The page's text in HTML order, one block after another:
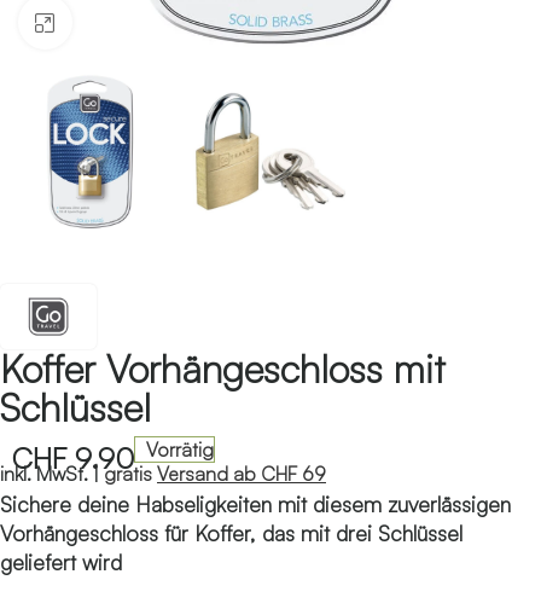
Klicken zum Vergrössern
Koffer Vorhängeschloss mit
Schlüssel
CHF9.90 Vorrätig
inkl. MwSt. |gratis Versand ab CHF 69
Sichere deine Habseligkeiten mit diesem zuverlässigen
Vorhängeschloss für Koffer, das mit drei Schlüssel
geliefert wird